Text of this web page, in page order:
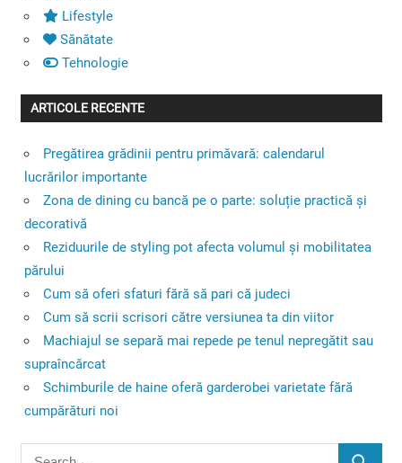
Lifestyle
Sănătate
Tehnologie
ARTICOLE RECENTE
Pregătirea grădinii pentru primăvară: calendarul
lucrărilor importante
Zona de dining cu bancă pe o parte: soluție practică și
decorativă
Reziduurile de styling pot afecta volumul și mobilitatea
părului
Cum să oferi sfaturi fără să pari că judeci
Cum să scrii scrisori către versiunea ta din viitor
Machiajul se separă mai repede pe tenul nepregătit sau
supraîncărcat
Schimburile de haine oferă garderobei varietate fără
cumpărături noi
Search